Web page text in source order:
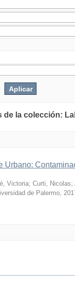
de la colección:
Urbano:
Victoria; Curti, Nicolas;
de Palermo,